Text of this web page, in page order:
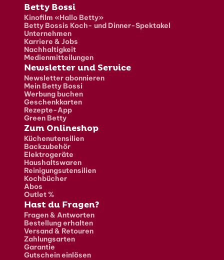
Fusszeile
Betty Bossi
Kinofilm «Hallo Betty»
Betty Bossis Koch- und Dinner-Spektakel
Unternehmen
Karriere & Jobs
Nachhaltigkeit
Medienmitteilungen
Newsletter und Service
Newsletter abonnieren
Mein Betty Bossi
Werbung buchen
Geschenkkarten
Rezepte-App
Green Betty
Zum Onlineshop
Küchenutensilien
Backzubehör
Elektrogeräte
Haushaltswaren
Reinigungsutensilien
Kochbücher
Abos
Outlet %
Hast du Fragen?
Fragen & Antworten
Bestellung erhalten
Versand & Retouren
Zahlungsarten
Garantie
Gutschein einlösen